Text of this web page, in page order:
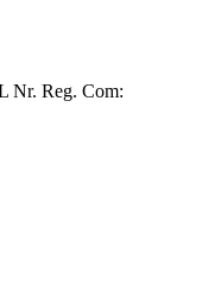
Nr. Reg. Com: